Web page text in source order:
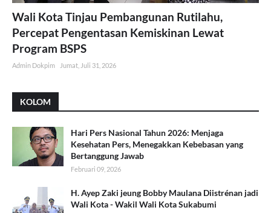
Wali Kota Tinjau Pembangunan Rutilahu,
Percepat Pengentasan Kemiskinan Lewat
Program BSPS
Admin Dokpim Jumat, Juli 31, 2026
KOLOM
Hari Pers Nasional Tahun 2026: Menjaga
Kesehatan Pers, Menegakkan Kebebasan yang
Bertanggung Jawab
Februari 09, 2026
H. Ayep Zaki jeung Bobby Maulana Diistrénan jadi
Wali Kota - Wakil Wali Kota Sukabumi